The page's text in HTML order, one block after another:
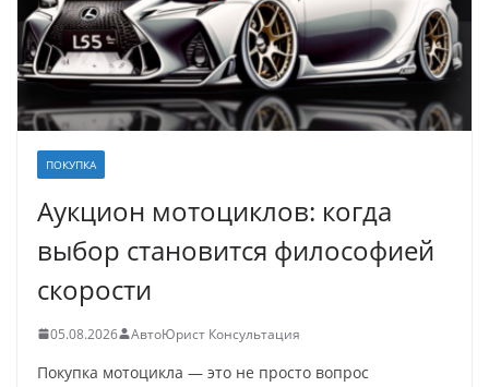
ПОКУПКА
Аукцион мотоциклов: когда
выбор становится философией
скорости
05.08.2026 АвтоЮрист Консультация
Покупка мотоцикла — это не просто вопрос